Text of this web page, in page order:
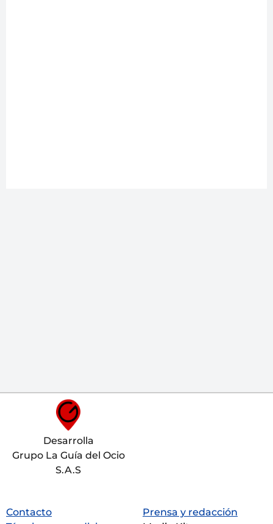
Desarrolla
Grupo La Guía del Ocio
S.A.S
Contacto
Prensa y redacción